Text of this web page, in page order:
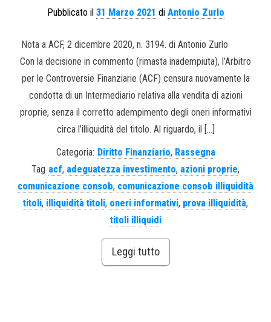
Pubblicato il 31 Marzo 2021 di Antonio Zurlo
Nota a ACF, 2 dicembre 2020, n. 3194. di Antonio Zurlo
Con la decisione in commento (rimasta inadempiuta), l’Arbitro
per le Controversie Finanziarie (ACF) censura nuovamente la
condotta di un Intermediario relativa alla vendita di azioni
proprie, senza il corretto adempimento degli oneri informativi
circa l’illiquidità del titolo. Al riguardo, il […]
Categoria: Diritto Finanziario, Rassegna
Tag acf, adeguatezza investimento, azioni proprie,
comunicazione consob, comunicazione consob illiquidità
titoli, illiquidità titoli, oneri informativi, prova illiquidità,
titoli illiquidi
Leggi tutto